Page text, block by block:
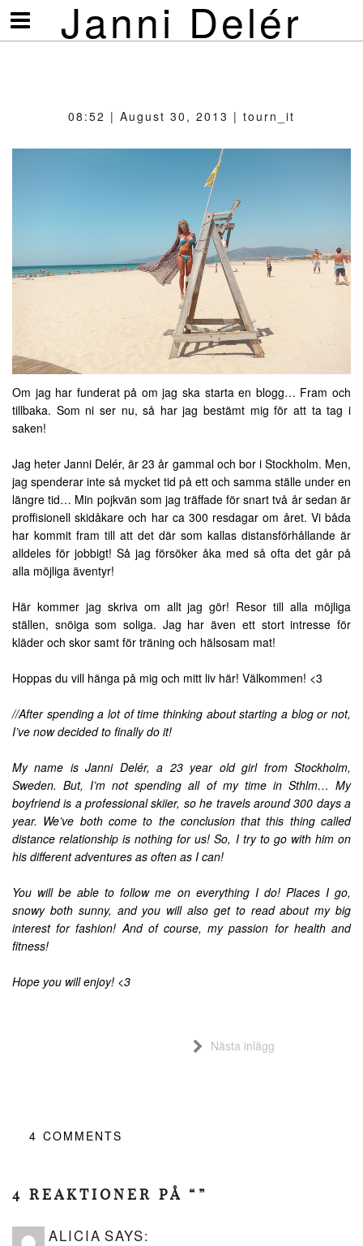
Janni Delér
Visa/göm
meny
08:52 | August 30, 2013 | tourn_it
Om jag har funderat på om jag ska starta en blogg… Fram och
tillbaka. Som ni ser nu, så har jag bestämt mig för att ta tag i
saken!
Jag heter Janni Delér, är 23 år gammal och bor i Stockholm. Men,
jag spenderar inte så mycket tid på ett och samma ställe under en
längre tid… Min pojkvän som jag träffade för snart två år sedan är
proffisionell skidåkare och har ca 300 resdagar om året. Vi båda
har kommit fram till att det där som kallas distansförhållande är
alldeles för jobbigt! Så jag försöker åka med så ofta det går på
alla möjliga äventyr!
Här kommer jag skriva om allt jag gör! Resor till alla möjliga
ställen, snöiga som soliga. Jag har även ett stort intresse för
kläder och skor samt för träning och hälsosam mat!
Hoppas du vill hänga på mig och mitt liv här! Välkommen! <3
//After spending a lot of time thinking about starting a blog or not,
I’ve now decided to finally do it!
My name is Janni Delér, a 23 year old girl from Stockholm,
Sweden. But, I’m not spending all of my time in Sthlm… My
boyfriend is a professional skiier, so he travels around 300 days a
year. We’ve both come to the conclusion that this thing called
distance relationship is nothing for us! So, I try to go with him on
his different adventures as often as I can!
You will be able to follow me on everything I do! Places I go,
snowy both sunny, and you will also get to read about my big
interest for fashion! And of course, my passion for health and
fitness!
Hope you will enjoy! <3
Nästa inlägg
4 COMMENTS
4 REAKTIONER PÅ “”
ALICIA SAYS: